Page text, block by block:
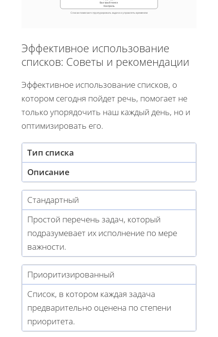
Быстрый поиск
Контроль
Списки помогают структурировать задачи и управлять временем
Эффективное использование
списков: Советы и рекомендации
Эффективное использование списков, о
котором сегодня пойдет речь, помогает не
только упорядочить наш каждый день, но и
оптимизировать его.
Тип списка
Описание
Стандартный
Простой перечень задач, который
подразумевает их исполнение по мере
важности.
Приоритизированный
Список, в котором каждая задача
предварительно оценена по степени
приоритета.